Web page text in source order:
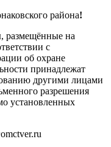
района!
размещённые на
с
об охране
принадлежат
другими лицами
разрешения
установленных